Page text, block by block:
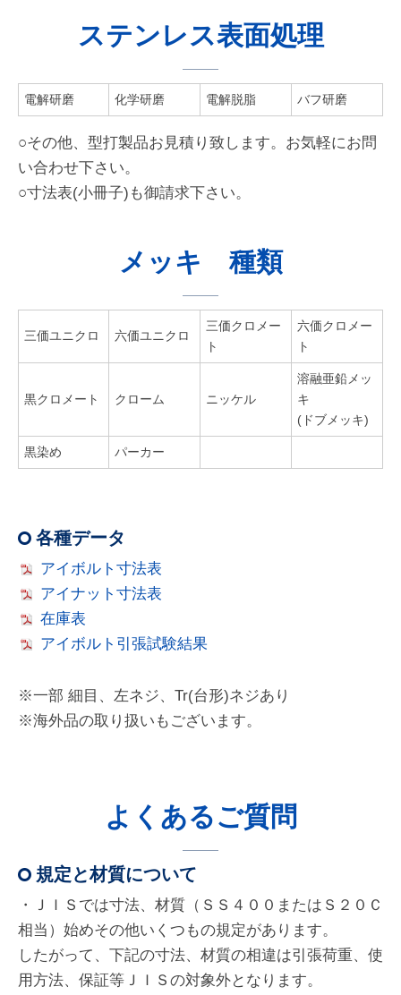
ステンレス表面処理
電解研磨 化学研磨 電解脱脂 バフ研磨
○その他、型打製品お見積り致します。お気軽にお問
い合わせ下さい。
○寸法表(小冊子)も御請求下さい。
メッキ 種類
三価ユニクロ 六価ユニクロ
三価クロメー
ト
六価クロメー
ト
黒クロメート クローム ニッケル
溶融亜鉛メッ
キ
(ドブメッキ)
黒染め パーカー
各種データ
アイボルト寸法表
アイナット寸法表
在庫表
アイボルト引張試験結果
※一部 細目、左ネジ、Tr(台形)ネジあり
※海外品の取り扱いもございます。
よくあるご質問
規定と材質について
・ＪＩＳでは寸法、材質（ＳＳ４００またはＳ２０Ｃ
相当）始めその他いくつもの規定があります。
したがって、下記の寸法、材質の相違は引張荷重、使
用方法、保証等ＪＩＳの対象外となります。